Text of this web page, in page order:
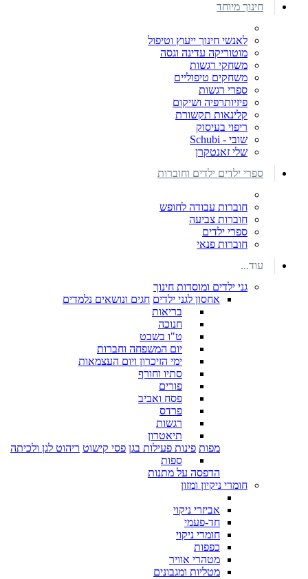
חינוך מיוחד
לאנשי חינוך ייעוץ וטיפול
מוטוריקה עדינה וגסה
משחקי רגשות
משחקים טיפוליים
ספרי רגשות
פיזיותרפיה ושיקום
קלינאות תקשורת
ריפוי בעיסוק
שובי - Schubi
שלי זאנטקרן
ספרי ילדים ילדים וחוברות
חוברות עבודה לחופש
חוברות צביעה
ספרי ילדים
חוברות פנאי
עוד...
גני ילדים ומוסדות חינוך
אחסון לגני ילדים חגים ונושאים נלמדים
בריאות
חנוכה
ט"ו בשבט
יום המשפחה וחברות
ימי הזיכרון ויום העצמאות
סתיו וחורף
פורים
פסח ואביב
פרדס
רגשות
תיאטרון
מפות פינות פעילות בגן פסי קישוט ריהוט לגן ולכיתה
ספות
הדפסה על מתנות
חומרי ניקיון ומזון
אביזרי ניקוי
חד-פעמי
חומרי ניקוי
כפפות
מטהרי אוויר
מטליות ומגבונים